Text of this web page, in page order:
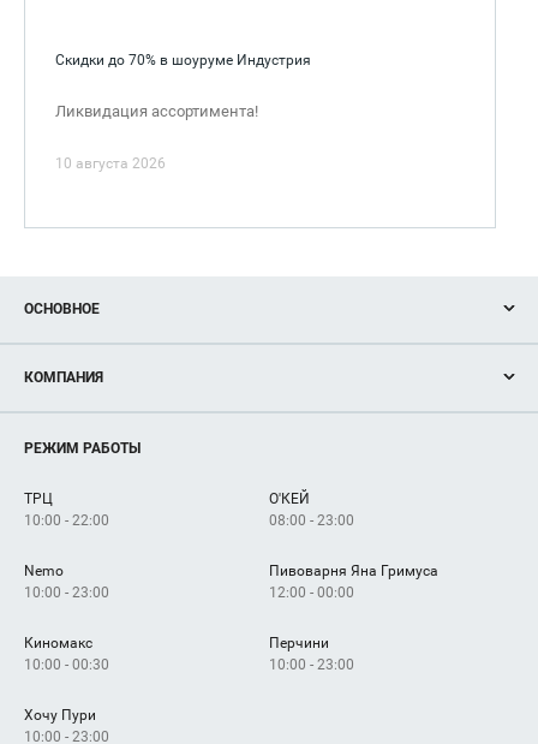
Скидки до 70% в шоуруме Индустрия
Ликвидация ассортимента!
10 августа 2026
ОСНОВНОЕ
Новости
Магазины
Услуги
КОМПАНИЯ
Рекламодателям
Как добраться
РЕЖИМ РАБОТЫ
ТРЦ
10:00 - 22:00
О'КЕЙ
08:00 - 23:00
Nemo
10:00 - 23:00
Пивоварня Яна Гримуса
12:00 - 00:00
Киномакс
10:00 - 00:30
Перчини
10:00 - 23:00
Хочу Пури
10:00 - 23:00